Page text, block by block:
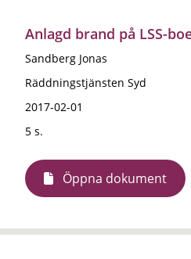
Anlagd brand på LSS-
Sandberg Jonas
Räddningstjänsten Syd
2017-02-01
5 s.
Öppna dokument